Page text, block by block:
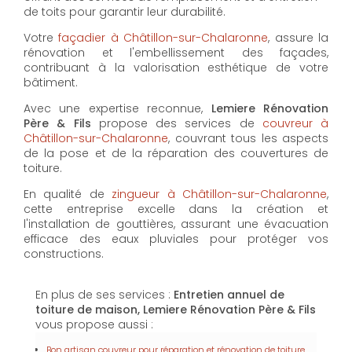
de toits pour garantir leur durabilité.
Votrefaçadier à Châtillon-sur-Chalaronne, assure la
rénovation et l'embellissement des façades,
contribuant à la valorisation esthétique de votre
bâtiment.
Avec une expertise reconnue, Lemiere Rénovation
Père & Fils propose des services de couvreur à
Châtillon-sur-Chalaronne, couvrant tous les aspects
de la pose et de la réparation des couvertures de
toiture.
En qualité de zingueur à Châtillon-sur-Chalaronne,
cette entreprise excelle dans la création et
l'installation de gouttières, assurant une évacuation
efficace des eaux pluviales pour protéger vos
constructions.
En plus de ses services : Entretien annuel de
toiture de maison, Lemiere Rénovation Père & Fils
vous propose aussi :